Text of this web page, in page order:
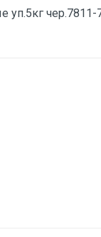
уп.5кг чер.7811-